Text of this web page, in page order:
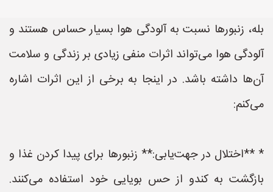
بله، زنبورها نسبت به آلودگی هوا بسیار حساس هستند و
آلودگی هوا می‌تواند اثرات منفی زیادی بر زندگی و سلامت
آن‌ها داشته باشد. در اینجا به برخی از این اثرات اشاره
می‌کنم:
* **اختلال در جهت‌یابی:** زنبورها برای پیدا کردن غذا و
بازگشت به کندو از حس بویایی خود استفاده می‌کنند.